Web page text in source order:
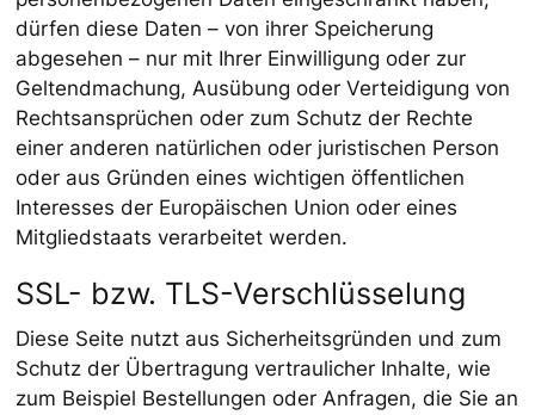
dürfen diese Daten – von ihrer Speicherung
abgesehen – nur mit Ihrer Einwilligung oder zur
Geltendmachung, Ausübung oder Verteidigung von
Rechtsansprüchen oder zum Schutz der Rechte
einer anderen natürlichen oder juristischen Person
oder aus Gründen eines wichtigen öffentlichen
Interesses der Europäischen Union oder eines
Mitgliedstaats verarbeitet werden.
SSL- bzw. TLS-Verschlüsselung
Diese Seite nutzt aus Sicherheitsgründen und zum
Schutz der Übertragung vertraulicher Inhalte, wie
zum Beispiel Bestellungen oder Anfragen, die Sie an